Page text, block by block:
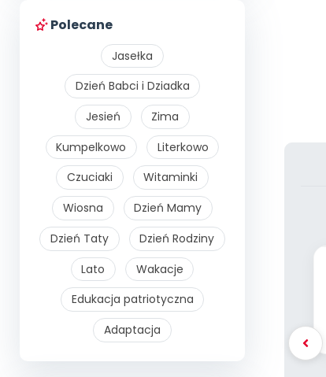
Polecane
Jasełka
Dzień Babci i Dziadka
Jesień
Zima
Kumpelkowo
Literkowo
Czuciaki
Witaminki
Wiosna
Dzień Mamy
Dzień Taty
Dzień Rodziny
Lato
Wakacje
Edukacja patriotyczna
Adaptacja